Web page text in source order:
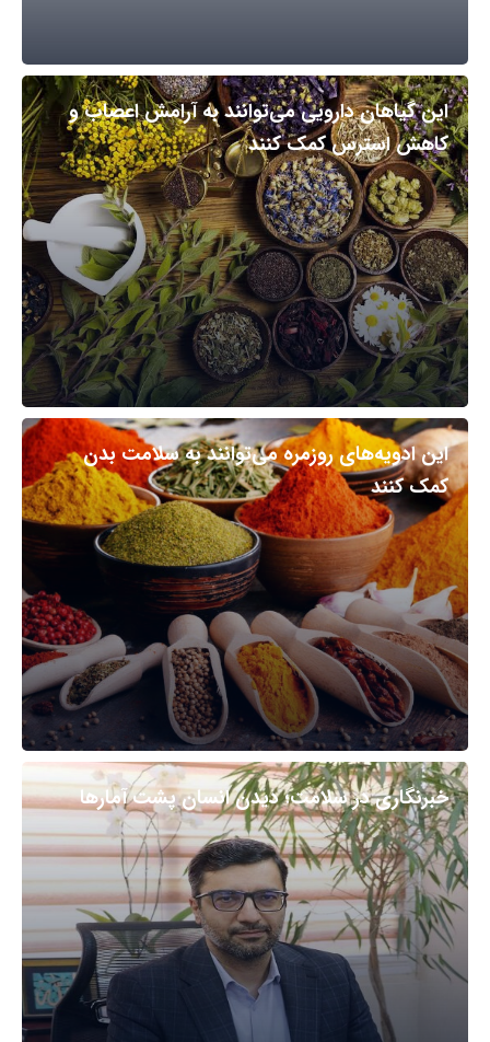
این گیاهان دارویی می‌توانند به آرامش اعصاب و
کاهش استرس کمک کنند
این ادویه‌های روزمره می‌توانند به سلامت بدن
کمک کنند
خبرنگاری در سلامت؛ دیدن انسان پشت آمارها